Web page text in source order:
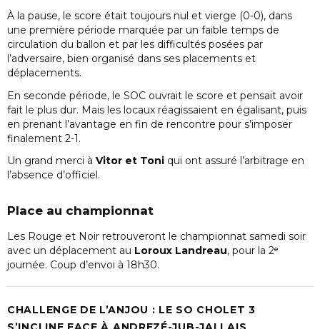
À la pause, le score était toujours nul et vierge (0-0), dans
une première période marquée par un faible temps de
circulation du ballon et par les difficultés posées par
l’adversaire, bien organisé dans ses placements et
déplacements.
En seconde période, le SOC ouvrait le score et pensait avoir
fait le plus dur. Mais les locaux réagissaient en égalisant, puis
en prenant l’avantage en fin de rencontre pour s’imposer
finalement 2-1.
Un grand merci à Vitor et Toni qui ont assuré l’arbitrage en
l’absence d’officiel.
Place au championnat
Les Rouge et Noir retrouveront le championnat samedi soir
avec un déplacement au Loroux Landreau, pour la 2ᵉ
journée. Coup d’envoi à 18h30.
CHALLENGE DE L’ANJOU : LE SO CHOLET 3